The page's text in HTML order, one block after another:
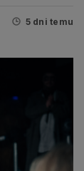
5 dni temu